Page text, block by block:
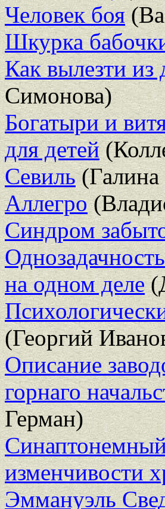
Человек боя
Шкурка
Как вылезти из
Симонова)
Богатыри и
для детей
Севиль
Аллегро
Синдром
на одном деле
(Георгий
Описание
горнаго
Герман)
изменчивости
Эммануэль